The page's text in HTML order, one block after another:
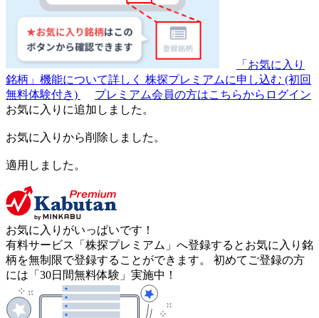
「お気に入り
銘柄」機能について詳しく 株探プレミアムに申し込む (初回
無料体験付き)
プレミアム会員の方はこちらからログイン
お気に入りに追加しました。
お気に入りから削除しました。
適用しました。
お気に入りがいっぱいです！
有料サービス「株探プレミアム」へ登録するとお気に入り銘
柄を無制限で登録することができます。 初めてご登録の方
には「30日間無料体験」実施中！